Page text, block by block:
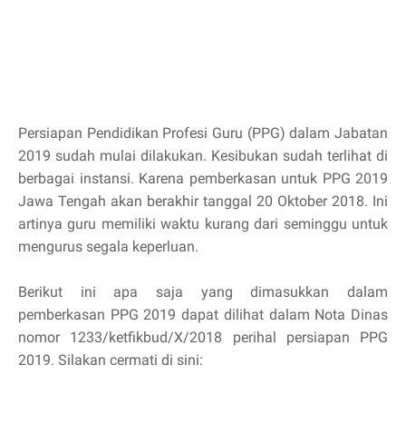
Persiapan Pendidikan Profesi Guru (PPG) dalam Jabatan
2019 sudah mulai dilakukan. Kesibukan sudah terlihat di
berbagai instansi. Karena pemberkasan untuk PPG 2019
Jawa Tengah akan berakhir tanggal 20 Oktober 2018. Ini
artinya guru memiliki waktu kurang dari seminggu untuk
mengurus segala keperluan.
Berikut ini apa saja yang dimasukkan dalam
pemberkasan PPG 2019 dapat dilihat dalam Nota Dinas
nomor 1233/ketfikbud/X/2018 perihal persiapan PPG
2019. Silakan cermati di sini: